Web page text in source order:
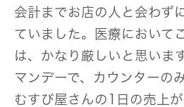
会計までお店の人と会わず
ていました。医療において
は、かなり厳しいと思いま
マンデーで、カウンターの
むすび屋さんの1日の売上